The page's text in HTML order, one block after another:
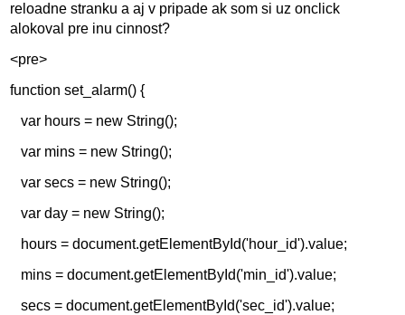
reloadne stranku a aj v pripade ak som si uz onclick
alokoval pre inu cinnost?
<pre>
function set_alarm() {
var hours = new String();
var mins = new String();
var secs = new String();
var day = new String();
hours = document.getElementById('hour_id').value;
mins = document.getElementById('min_id').value;
secs = document.getElementById('sec_id').value;